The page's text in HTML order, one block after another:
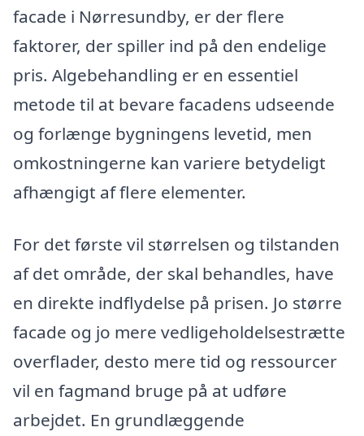
facade i Nørresundby, er der flere
faktorer, der spiller ind på den endelige
pris. Algebehandling er en essentiel
metode til at bevare facadens udseende
og forlænge bygningens levetid, men
omkostningerne kan variere betydeligt
afhængigt af flere elementer.
For det første vil størrelsen og tilstanden
af det område, der skal behandles, have
en direkte indflydelse på prisen. Jo større
facade og jo mere vedligeholdelsestrætte
overflader, desto mere tid og ressourcer
vil en fagmand bruge på at udføre
arbejdet. En grundlæggende